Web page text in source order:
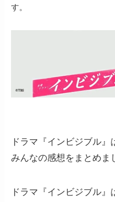
す。
ドラマ『インビジブル』
みんなの感想をまとめま
ドラマ『インビジブル